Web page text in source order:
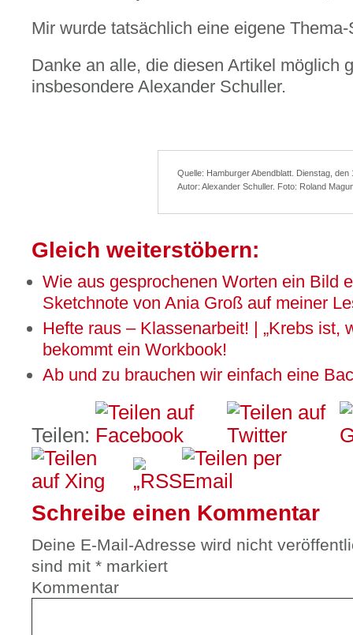
Mir wurde tatsächlich eine eigene
Danke an alle, die diesen Artikel möglich
insbesondere Alexander Schuller.
Quelle: Hamburger Abendblatt. Dienstag, den
Autor: Alexander Schuller. Foto: Roland
Gleich weiterstöbern:
Wie aus gesprochenen Worten ein Bild
Sketchnote von Ania Groß auf meiner
Hefte raus – Klassenarbeit! | „Krebs ist,
bekommt ein Workbook!
Ab und zu brauchen wir einfach eine
Teilen:
Schreibe einen Kommentar
Deine E-Mail-Adresse wird nicht
sind mit * markiert
Kommentar